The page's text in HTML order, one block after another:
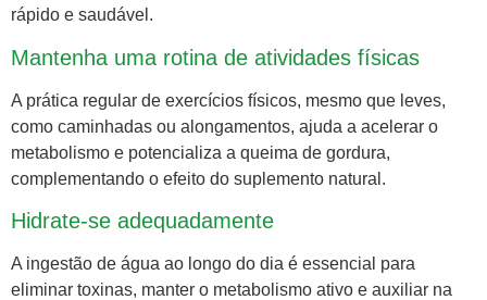
rápido e saudável.
Mantenha uma rotina de atividades físicas
A prática regular de exercícios físicos, mesmo que leves,
como caminhadas ou alongamentos, ajuda a acelerar o
metabolismo e potencializa a queima de gordura,
complementando o efeito do suplemento natural.
Hidrate-se adequadamente
A ingestão de água ao longo do dia é essencial para
eliminar toxinas, manter o metabolismo ativo e auxiliar na